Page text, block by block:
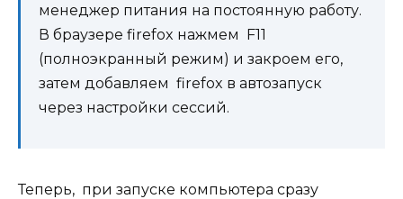
менеджер питания на постоянную работу.
В браузере firefox нажмем F11
(полноэкранный режим) и закроем его,
затем добавляем firefox в автозапуск
через настройки сессий.
Теперь, при запуске компьютера сразу